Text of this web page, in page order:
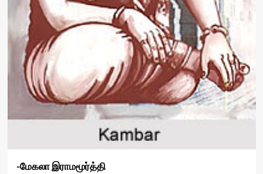
-மேகலா இராமமூர்த்தி